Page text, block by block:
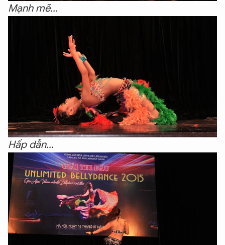
Mạnh mẽ...
Hấp dẫn...